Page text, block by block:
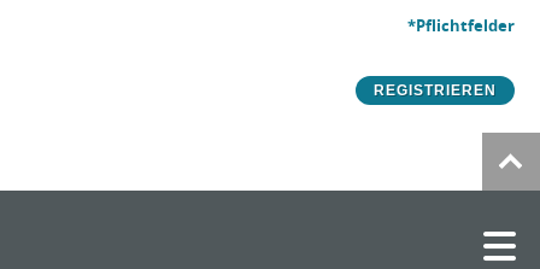
*Pflichtfelder